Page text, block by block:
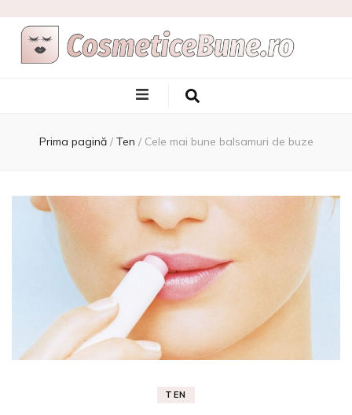
Cele Mai Bune
Produse
Cosmetice
Prima pagină / Ten / Cele mai bune balsamuri de buze
TEN